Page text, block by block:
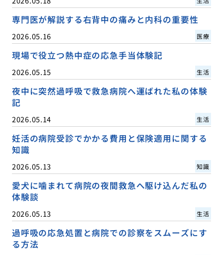
専門医が解説する右背中の痛みと内科の重要性
2026.05.16 医療
現場で役立つ熱中症の応急手当体験記
2026.05.15 生活
夜中に突然過呼吸で救急病院へ運ばれた私の体験
記
2026.05.14 生活
妊活の病院受診でかかる費用と保険適用に関する
知識
2026.05.13 知識
愛犬に噛まれて病院の夜間救急へ駆け込んだ私の
体験談
2026.05.13 生活
過呼吸の応急処置と病院での診察をスムーズにす
る方法